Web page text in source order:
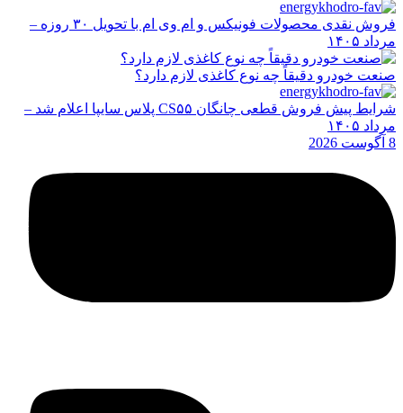
فروش نقدی محصولات فونیکس و ام وی ام با تحویل ۳۰ روزه –
مرداد ۱۴۰۵
صنعت خودرو دقیقاً چه نوع کاغذی لازم دارد؟
شرایط پیش فروش قطعی چانگان CS۵۵ پلاس سایپا اعلام شد –
مرداد ۱۴۰۵
8 آگوست 2026